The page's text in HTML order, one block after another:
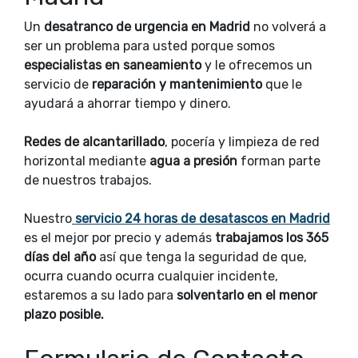
Un desatranco de urgencia en Madrid no volverá a
ser un problema para usted porque somos
especialistas en saneamientoy le ofrecemos un
servicio de reparación y mantenimientoque le
ayudará a ahorrar tiempo y dinero.
Redes de alcantarillado, pocería y limpieza de red
horizontal mediante agua a presión forman parte
de nuestros trabajos.
Nuestro servicio 24 horas de desatascos en Madrid
es el mejor por precio y además trabajamos los 365
días del añoasí que tenga la seguridad de que,
ocurra cuando ocurra cualquier incidente,
estaremos a su lado para solventarlo en el menor
plazo posible.